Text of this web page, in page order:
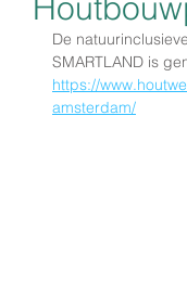
De
SMARTLAND is
https://
amsterdam/